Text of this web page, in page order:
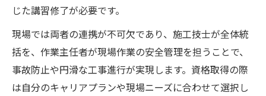
じた講習修了が必要です。
現場では両者の連携が不可欠であり、施工技士が全体統
括を、作業主任者が現場作業の安全管理を担うことで、
事故防止や円滑な工事進行が実現します。資格取得の際
は自分のキャリアプランや現場ニーズに合わせて選択し